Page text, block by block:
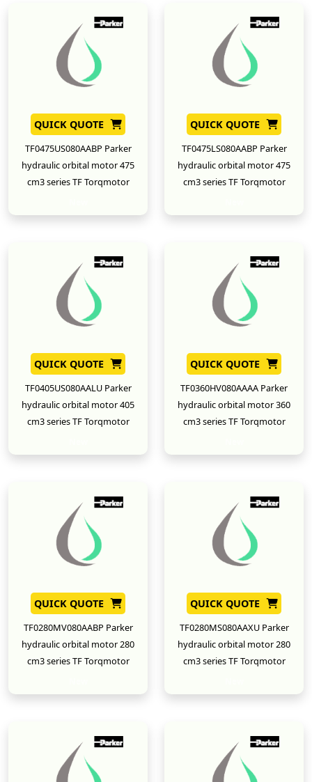
QUICK QUOTE
TF0475US080AABP Parker
hydraulic orbital motor 475
cm3 series TF Torqmotor
QUICK QUOTE
TF0475LS080AABP Parker
hydraulic orbital motor 475
cm3 series TF Torqmotor
QUICK QUOTE
TF0405US080AALU Parker
hydraulic orbital motor 405
cm3 series TF Torqmotor
QUICK QUOTE
TF0360HV080AAAA Parker
hydraulic orbital motor 360
cm3 series TF Torqmotor
QUICK QUOTE
TF0280MV080AABP Parker
hydraulic orbital motor 280
cm3 series TF Torqmotor
QUICK QUOTE
TF0280MS080AAXU Parker
hydraulic orbital motor 280
cm3 series TF Torqmotor